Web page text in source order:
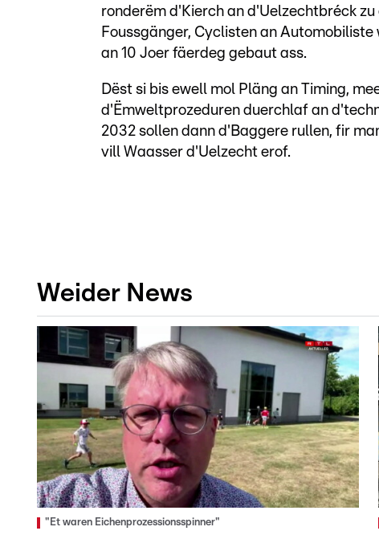
ronderëm d'Kierch an d'Uelzechtbréck zu
Foussgänger, Cyclisten an
an 10 Joer fäerdeg gebaut ass.
Dëst si bis ewell mol Pläng an Timing,
d'Ëmweltprozeduren duerchlaf an
2032 sollen dann d'Baggere rullen, fir
vill Waasser d'Uelzecht erof.
Weider News
"Et waren Eichenprozessionsspinner"